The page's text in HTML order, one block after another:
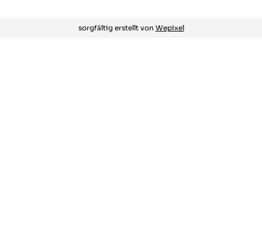
sorgfältig erstellt von Wepixel